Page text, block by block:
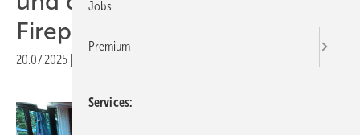
Fireplaces
20.07.2025
Jobs
Premium
Services